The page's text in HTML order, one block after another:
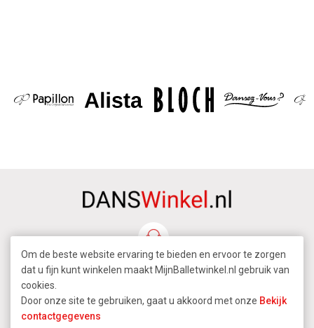
Om de beste website ervaring te bieden en ervoor te zorgen
dat u fijn kunt winkelen maakt MijnBalletwinkel.nl gebruik van
cookies.
Door onze site te gebruiken, gaat u akkoord met onze Bekijk
contactgegevens